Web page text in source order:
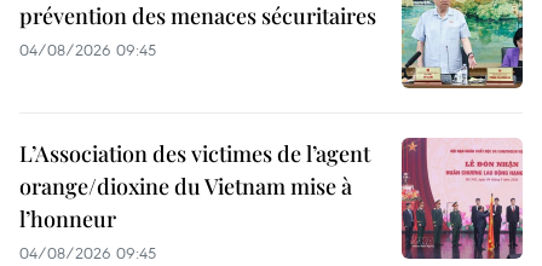
prévention des menaces sécuritaires
04/08/2026 09:45
L’Association des victimes de l’agent
orange/dioxine du Vietnam mise à
l’honneur
04/08/2026 09:45